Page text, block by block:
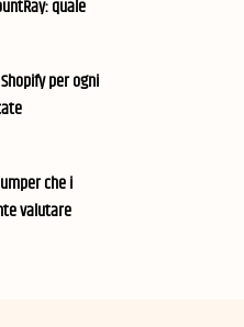
quale
per ogni
che i
valutare